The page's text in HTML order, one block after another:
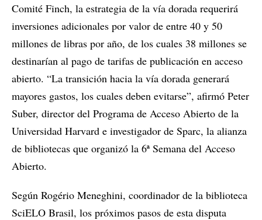
Comité Finch, la estrategia de la vía dorada requerirá
inversiones adicionales por valor de entre 40 y 50
millones de libras por año, de los cuales 38 millones se
destinarían al pago de tarifas de publicación en acceso
abierto. “La transición hacia la vía dorada generará
mayores gastos, los cuales deben evitarse”, afirmó Peter
Suber, director del Programa de Acceso Abierto de la
Universidad Harvard e investigador de Sparc, la alianza
de bibliotecas que organizó la 6ª Semana del Acceso
Abierto.
Según Rogério Meneghini, coordinador de la biblioteca
SciELO Brasil, los próximos pasos de esta disputa